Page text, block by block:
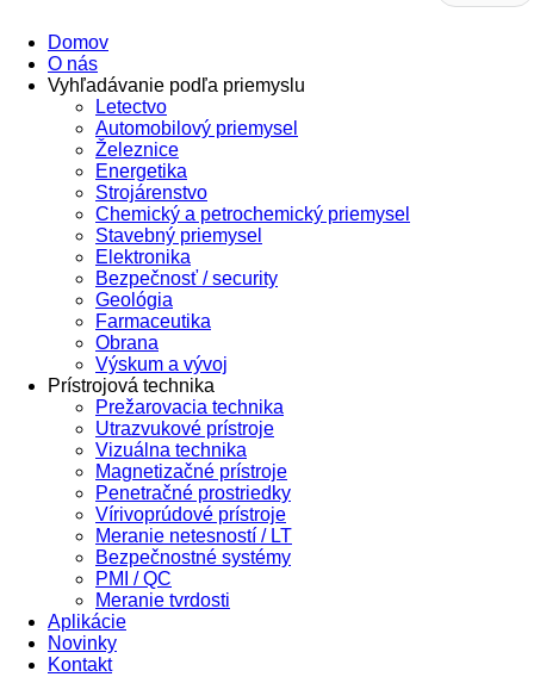
Domov
O nás
Vyhľadávanie podľa priemyslu
Letectvo
Automobilový priemysel
Železnice
Energetika
Strojárenstvo
Chemický a petrochemický priemysel
Stavebný priemysel
Elektronika
Bezpečnosť / security
Geológia
Farmaceutika
Obrana
Výskum a vývoj
Prístrojová technika
Prežarovacia technika
Utrazvukové prístroje
Vizuálna technika
Magnetizačné prístroje
Penetračné prostriedky
Vírivoprúdové prístroje
Meranie netesností / LT
Bezpečnostné systémy
PMI / QC
Meranie tvrdosti
Aplikácie
Novinky
Kontakt